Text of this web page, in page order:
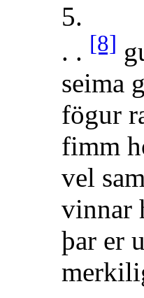
5.
. . [8]
seima
fögur
fimm
vel
vinnar
þar er